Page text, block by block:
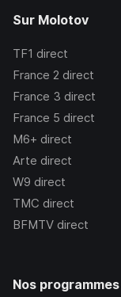
Sur Molotov
TF1 direct
France 2 direct
France 3 direct
France 5 direct
M6+ direct
Arte direct
W9 direct
TMC direct
BFMTV direct
Nos programmes